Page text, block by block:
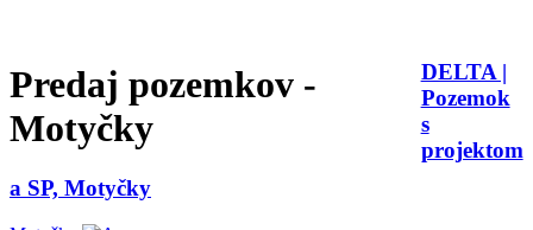
Predaj pozemkov -
Motyčky
DELTA |
Pozemok
s
projektom
a SP, Motyčky